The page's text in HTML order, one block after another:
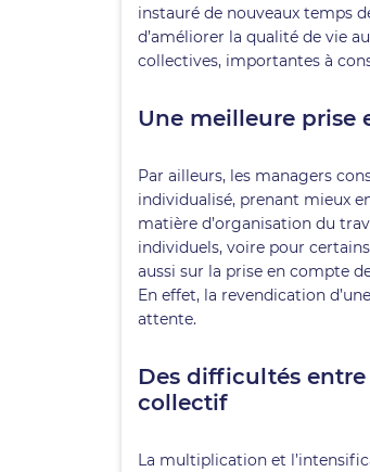
instauré de nouveaux temps
d’améliorer la qualité de vie
collectives, importantes à
Une meilleure prise
Par ailleurs, les managers
individualisé, prenant mieux
matière d’organisation du
individuels, voire pour
aussi sur la prise en compte
En effet, la revendication
attente.
Des difficultés
collectif
La multiplication et